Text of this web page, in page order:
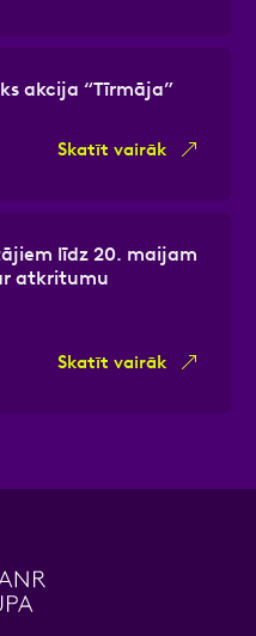
akcija “Tīrmāja”
Skatīt vairāk
līdz 20. maijam
atkritumu
Skatīt vairāk